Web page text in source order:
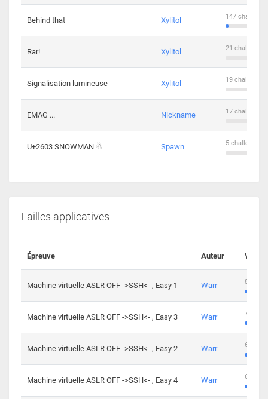
Behind that Xylitol 147
Rar! Xylitol 21
Signalisation lumineuse Xylitol 19
EMAG ... Nickname 17
U+2603 SNOWMAN ☃ Spawn 5 challengers
Failles applicatives
Épreuve Auteur
Machine virtuelle ASLR OFF ->SSH<- , Easy 1 Warr 801
Machine virtuelle ASLR OFF ->SSH<- , Easy 3 Warr 746
Machine virtuelle ASLR OFF ->SSH<- , Easy 2 Warr 681
Machine virtuelle ASLR OFF ->SSH<- , Easy 4 Warr 645